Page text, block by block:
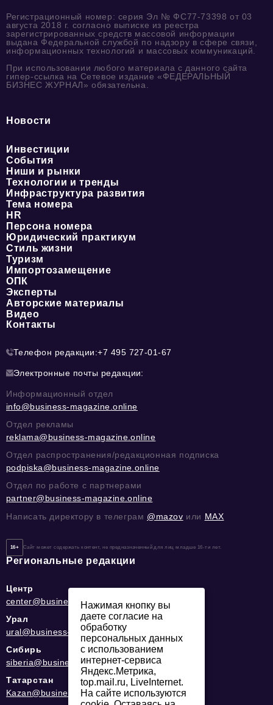
Регистрационный номер: серия Эл № ФС77-73398 от 03
августа 2018 г. согласно выписке из реестра
зарегистрированных средств массовой информации
выдана Федеральной службой по надзору в сфере связи,
информационных технологий и массовых коммуникаций.
При использовании любого материала с данного сайта
гипер-ссылка на Сетевое издание «ФЕДЕРАЛЬНЫЙ
БИЗНЕС ЖУРНАЛ» обязательна.
Новости
Инвестиции
События
Ниши и рынки
Технологии и тренды
Инфраструктура развития
Тема номера
HR
Персона номера
Юридический практикум
Стиль жизни
Туризм
Импортозамещение
ОПК
Эксперты
Авторские материалы
Видео
Контакты
Телефон редакции:+7 495 727-01-67
Электронные почты редакции:
Информационный отдел
info@business-magazine.online
Отдел рекламы
reklama@business-magazine.online
Отдел распространения/редакционная подписка
podpiska@business-magazine.online
Отдел по работе с партнерами
partner@business-magazine.online
Написать директору в телеграм @mazov или MAX
16+ Сайт может содержать контент, не предназначенный для лиц младше 16-ти лет.
Региональные редакции
Центр
center@business-magazine.online
Урал
ural@business-magazine.online
Сибирь
siberia@business-magazine.online
Татарстан
Kazan@business-magazine.online
Нажимая кнопку вы
даете согласие на
обработку
персональных данных
с использованием
интернет-сервиса
Яндекс.Метрика,
top.mail.ru, LiveInternet.
На сайте используются